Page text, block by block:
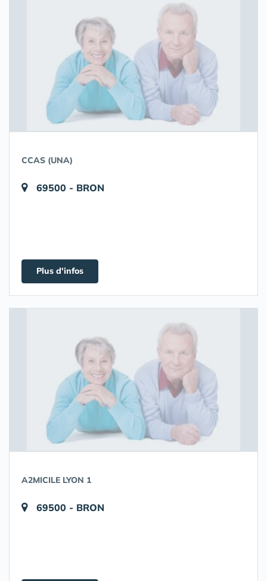
CCAS (UNA)
69500 - BRON
Plus d'infos
A2MICILE LYON 1
69500 - BRON